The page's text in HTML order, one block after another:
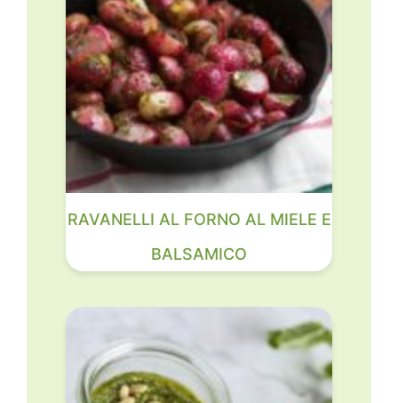
RAVANELLI AL FORNO AL MIELE E
BALSAMICO